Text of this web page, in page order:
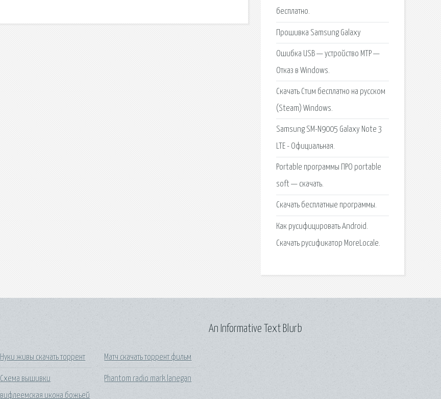
бесплатно.
Прошивка Samsung Galaxy
Ошибка USB — устройство MTP —
Отказ в Windows.
Скачать Стим бесплатно на русском
(Steam) Windows.
Samsung SM-N9005 Galaxy Note 3
LTE - Официальная.
Portable программы ПРО portable
soft — скачать.
Скачать бесплатные программы.
Как русифицировать Android.
Скачать русификатор MoreLocale.
Нуки живы скачать торрент
Схема вышивки
вифлеемская икона божьей
Матч скачать торрент фильм
Phantom radio mark lanegan
An Informative Text Blurb